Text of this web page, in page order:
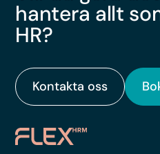
hantera allt
HR?
Kontakta oss